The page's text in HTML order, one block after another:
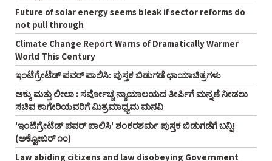
Future of solar energy seems bleak if sector reforms do
not pull through
Climate Change Report Warns of Dramatically Warmer
World This Century
ಇಂಟೆಗ್ರೇಟೆಡ್‌ ಪವರ್‌ ಪಾಲಿಸಿ: ಪುಸ್ತಕ ಬಿಡುಗಡೆ ಛಾಯಾಚಿತ್ರಗಳು
ಅಕ್ಕು ಮತ್ತು ಲೀಲಾ : ಸರ್ವೋಚ್ಚ ನ್ಯಾಯಾಲಯದ ತೀರ್ಪಿಗೆ ಮನ್ನಣೆ ನೀಡಲು
ಸಚಿವ ಕಾಗೇರಿಯವರಿಗೆ ಮಿತ್ರಮಾಧ್ಯಮ ಮನವಿ
'ಇಂಟೆಗ್ರೇಟೆಡ್‌ ಪವರ್‌ ಪಾಲಿಸಿ' ಶಂಕರಶರ್ಮ ಪುಸ್ತಕ ಬಿಡುಗಡೆಗೆ ಬನ್ನಿ!
(ಅಕ್ಟೋಬರ್‌ ೧೦)
Law abiding citizens and law disobeying Government